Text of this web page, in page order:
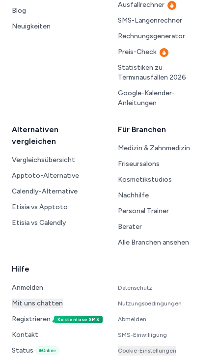
Blog
Neuigkeiten
Ausfallrechner
Neu
SMS-Längenrechner
Rechnungsgenerator
Preis-Check
Neu
Statistiken zu
Terminausfällen 2026
Google-Kalender-
Anleitungen
Alternativen
vergleichen
Vergleichsübersicht
Apptoto-Alternative
Calendly-Alternative
Etisia vs Apptoto
Etisia vs Calendly
Für Branchen
Medizin & Zahnmedizin
Friseursalons
Kosmetikstudios
Nachhilfe
Personal Trainer
Berater
Alle Branchen ansehen
Hilfe
Anmelden
Mit uns chatten
Registrieren
Kostenlose SMS
Kontakt
Status
Online
Datenschutz
Nutzungsbedingungen
Abmelden
SMS-Einwilligung
Cookie-Einstellungen